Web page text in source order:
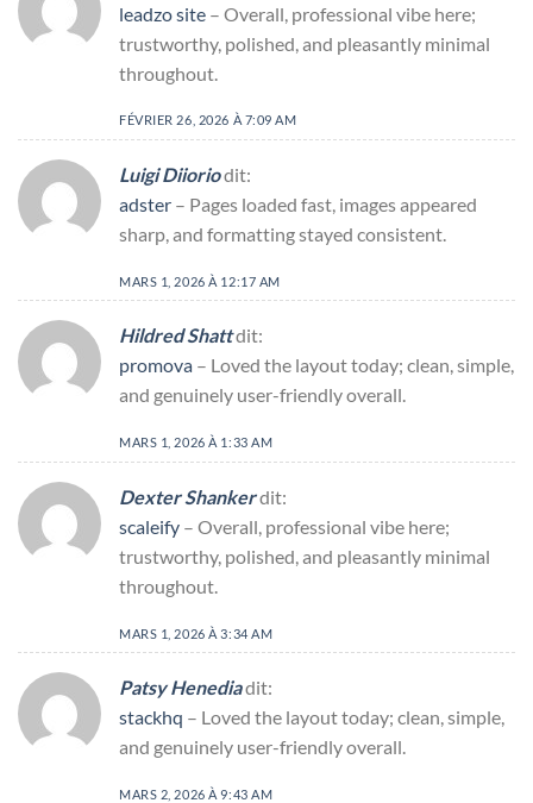
leadzo site – Overall, professional vibe here;
trustworthy, polished, and pleasantly minimal
throughout.
FÉVRIER 26, 2026 À 7:09 AM
Luigi Diioriodit:
adster – Pages loaded fast, images appeared
sharp, and formatting stayed consistent.
MARS 1, 2026 À 12:17 AM
Hildred Shattdit:
promova – Loved the layout today; clean, simple,
and genuinely user-friendly overall.
MARS 1, 2026 À 1:33 AM
Dexter Shankerdit:
scaleify – Overall, professional vibe here;
trustworthy, polished, and pleasantly minimal
throughout.
MARS 1, 2026 À 3:34 AM
Patsy Henediadit:
stackhq – Loved the layout today; clean, simple,
and genuinely user-friendly overall.
MARS 2, 2026 À 9:43 AM